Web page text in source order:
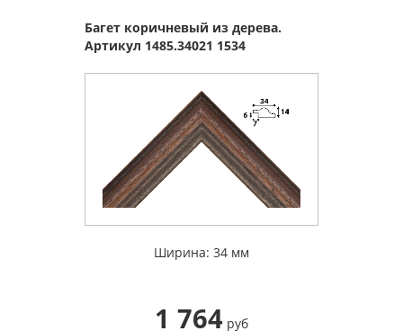
Багет коричневый из дерева.
Артикул 1485.34021 1534
Ширина: 34 мм
1 764 руб